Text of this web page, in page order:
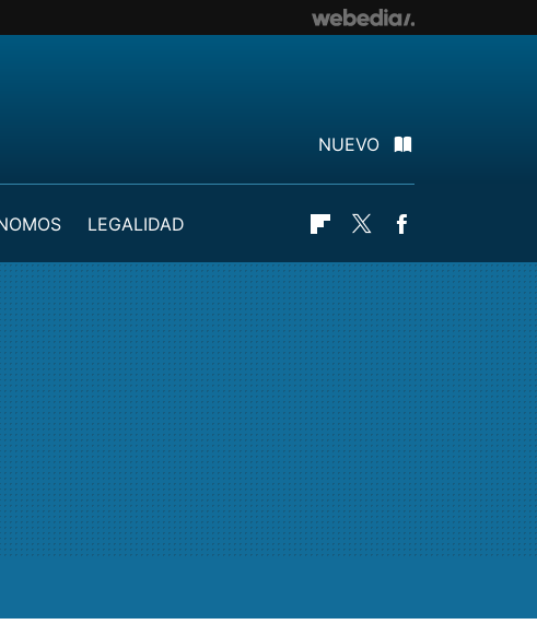
NUEVO
LEGALIDAD
Flipboard
Twitter